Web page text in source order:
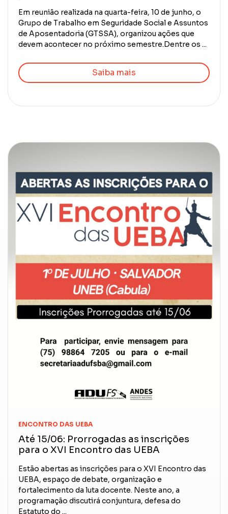
Em reunião realizada na quarta-feira, 10 de junho, o
Grupo de Trabalho em Seguridade Social e Assuntos
de Aposentadoria (GTSSA), organizou ações que
devem acontecer no próximo semestre.Dentre os ...
Saiba mais
ENCONTRO DAS UEBA
Até 15/06: Prorrogadas as inscrições
para o XVI Encontro das UEBA
Estão abertas as inscrições para o XVI Encontro das
UEBA, espaço de debate, organização e
fortalecimento da luta docente. Neste ano, a
programação discutirá conjuntura, defesa do
Estatuto do ...